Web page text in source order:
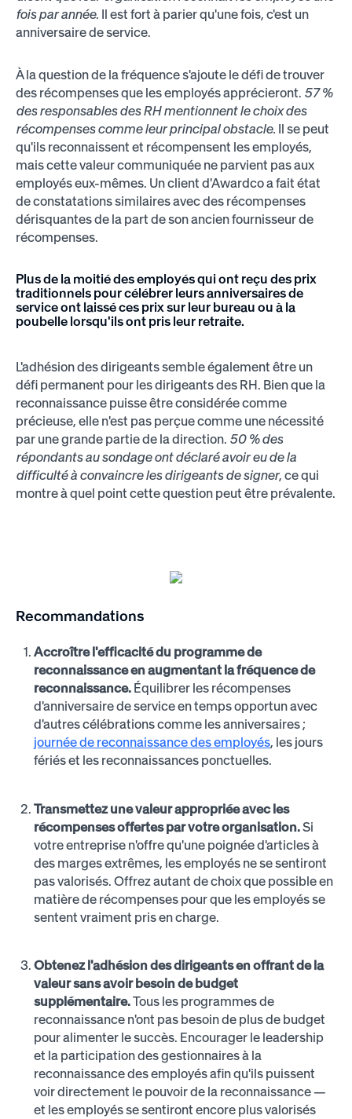
fois par année. Il est fort à parier qu'une fois, c'est un
anniversaire de service.
À la question de la fréquence s'ajoute le défi de trouver
des récompenses que les employés apprécieront. 57 %
des responsables des RH mentionnent le choix des
récompenses comme leur principal obstacle. Il se peut
qu'ils reconnaissent et récompensent les employés,
mais cette valeur communiquée ne parvient pas aux
employés eux-mêmes. Un client d'Awardco a fait état
de constatations similaires avec des récompenses
dérisquantes de la part de son ancien fournisseur de
récompenses.
Plus de la moitié des employés qui ont reçu des prix
traditionnels pour célébrer leurs anniversaires de
service ont laissé ces prix sur leur bureau ou à la
poubelle lorsqu'ils ont pris leur retraite.
L'adhésion des dirigeants semble également être un
défi permanent pour les dirigeants des RH. Bien que la
reconnaissance puisse être considérée comme
précieuse, elle n'est pas perçue comme une nécessité
par une grande partie de la direction. 50 % des
répondants au sondage ont déclaré avoir eu de la
difficulté à convaincre les dirigeants de signer, ce qui
montre à quel point cette question peut être prévalente.
Recommandations
Accroître l'efficacité du programme de
reconnaissance en augmentant la fréquence de
reconnaissance. Équilibrer les récompenses
d'anniversaire de service en temps opportun avec
d'autres célébrations comme les anniversaires ;
journée de reconnaissance des employés, les jours
fériés et les reconnaissances ponctuelles.
Transmettez une valeur appropriée avec les
récompenses offertes par votre organisation.Si
votre entreprise n'offre qu'une poignée d'articles à
des marges extrêmes, les employés ne se sentiront
pas valorisés. Offrez autant de choix que possible en
matière de récompenses pour que les employés se
sentent vraiment pris en charge.
Obtenez l'adhésion des dirigeants en offrant de la
valeur sans avoir besoin de budget
supplémentaire.Tous les programmes de
reconnaissance n'ont pas besoin de plus de budget
pour alimenter le succès. Encourager le leadership
et la participation des gestionnaires à la
reconnaissance des employés afin qu'ils puissent
voir directement le pouvoir de la reconnaissance —
et les employés se sentiront encore plus valorisés